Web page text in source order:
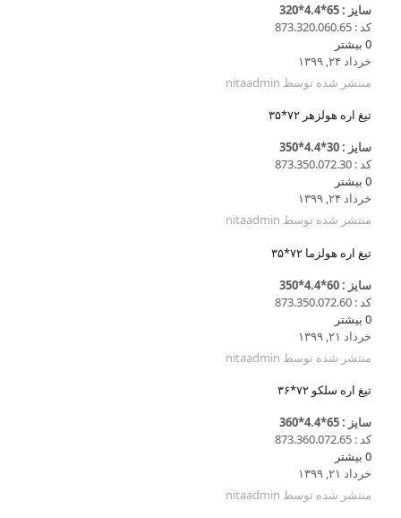
سایز : 65*4.4*320
کد : 873.320.060.65
0 بیشتر
خرداد ۲۴, ۱۳۹۹
منتشر شده توسط nitaadmin
تیغ اره هولزهر ۷۲*۳۵
سایز : 30*4.4*350
کد : 873.350.072.30
0 بیشتر
خرداد ۲۴, ۱۳۹۹
منتشر شده توسط nitaadmin
تیغ اره هولزما ۷۲*۳۵
سایز : 60*4.4*350
کد : 873.350.072.60
0 بیشتر
خرداد ۲۱, ۱۳۹۹
منتشر شده توسط nitaadmin
تیغ اره سلکو ۷۲*۳۶
سایز : 65*4.4*360
کد : 873.360.072.65
0 بیشتر
خرداد ۲۱, ۱۳۹۹
منتشر شده توسط nitaadmin